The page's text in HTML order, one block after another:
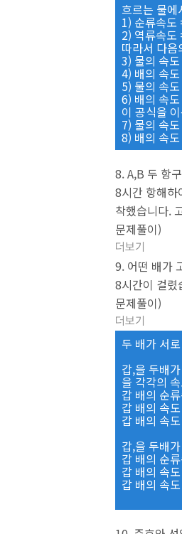
흐르는 물에
1) 순류속도
2) 역류속도
따라서 다
3) 물의 속
4) 배의 속
5) 물의 속
6) 배의 속
이 공식을
7) 물의 속
8) 배의 속
8. A,B 두 항
8시간 항해하
착했습니다.
문제풀이)
더보기
9. 어떤 배가
8시간이 걸
문제풀이)
더보기
두 배가 서
갑,을 두배
을 각각의
갑 배의 순
갑 배의 속
갑 배의 속
갑,을 두배
갑 배의 순
갑 배의 속
갑 배의 속